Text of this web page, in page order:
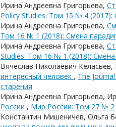
Ирина Андреевна Григорьева,
Policy Studies: Том 15 № 4 (2017):
Ирина Андреевна Григорьева,
Том 16 № 1 (2018): Смена
Ирина Андреевна Григорьева,
Studies: Том 16 № 1 (2018):
Вячеслав Николаевич
интересный человек , The
старения
Ирина Андреевна Григорьева,
России , Мир России: Том 27 № 2
Константин Мишеничев, Ольга